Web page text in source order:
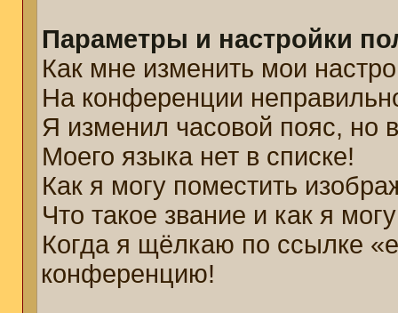
Параметры и настройки
Как мне изменить мои
На конференции
Я изменил часовой пояс, но
Моего языка нет в списке!
Как я могу поместить
Что такое звание и как я
Когда я щёлкаю по ссылке
конференцию!